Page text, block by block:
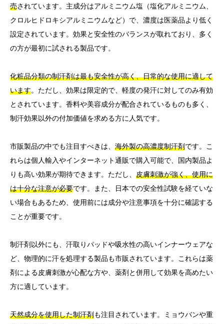
売されています。主成分はアルミニウム塩（塩化アルミニウム、
クロルヒドロキシアルミニウムなど）で、濃度は医薬品より低く
設定されています。効果と安全性のバランスが取れており、多く
の方が最初に試される製品です。
化粧品分類の制汗剤は最も安全性が高く、日常的な使用に適して
います。ただし、効果は限定的で、軽度の発汗に対してのみ有効
とされています。香料や美容成分が配合されているものも多く、
制汗効果以外の付加価値を求める方に人気です。
市販製品の中でも注目すべきは、 海外製の高濃度制汗剤です。こ
れらは個人輸入やインターネット通販で購入可能で、国内製品よ
りも高い効果が期待できます。ただし、 皮膚刺激が強く、使用に
は十分な注意が必要です。また、日本での安全性試験を経ていな
い場合もあるため、使用前には成分や注意事項を十分に確認する
ことが重要です。
制汗剤以外にも、汗取りパッドや吸水性の高いインナーウェアな
ど、物理的に汗を処理する製品も市販されています。これらは薬
剤による皮膚刺激が心配な方や、薬剤と併用して効果を高めたい
方に適しています。
天然成分を使用した制汗剤も注目されています。ミョウバンや重